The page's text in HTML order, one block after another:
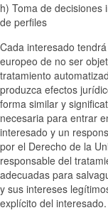
h) Toma de decisiones
de perfiles
Cada interesado
europeo de no ser
tratamiento
produzca efectos
forma similar y
necesaria para entrar
interesado y un
por el Derecho de la
responsable del
adecuadas para
y sus intereses
explícito del interesado.